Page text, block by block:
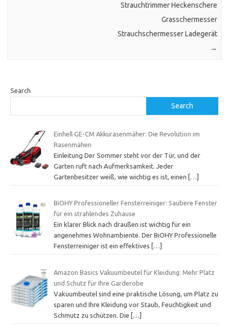
Strauchtrimmer Heckenschere
Grasschermesser
Strauchschermesser Ladegerät
→
Search
Search
Einhell GE-CM Akkurasenmäher: Die Revolution im
Rasenmähen
Einleitung Der Sommer steht vor der Tür, und der
Garten ruft nach Aufmerksamkeit. Jeder
Gartenbesitzer weiß, wie wichtig es ist, einen
[…]
BiOHY Professioneller Fensterreiniger: Saubere Fenster
für ein strahlendes Zuhause
Ein klarer Blick nach draußen ist wichtig für ein
angenehmes Wohnambiente. Der BiOHY Professionelle
Fensterreiniger ist ein effektives
[…]
Amazon Basics Vakuumbeutel für Kleidung: Mehr Platz
und Schutz für Ihre Garderobe
Vakuumbeutel sind eine praktische Lösung, um Platz zu
sparen und Ihre Kleidung vor Staub, Feuchtigkeit und
Schmutz zu schützen. Die
[…]